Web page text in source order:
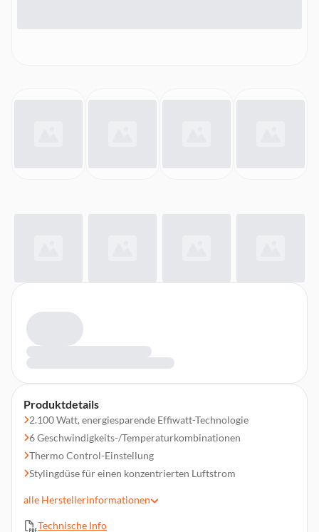
Produktdetails
2.100 Watt, energiesparende Effiwatt-Technologie
6 Geschwindigkeits-/Temperaturkombinationen
Thermo Control-Einstellung
Stylingdüse für einen konzentrierten Luftstrom
KARL LARGERFELD
alle Herstellerinformationen
Technische Info